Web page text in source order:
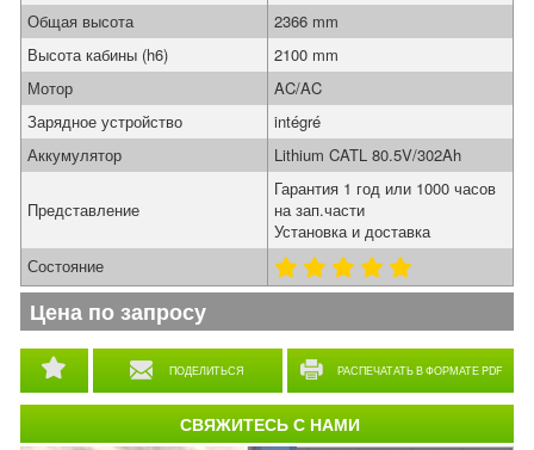
ПОДЕЛИТЬСЯ РАСПЕЧАТАТЬ В ФОРМАТЕ PDF
Общая высота
2366 mm
Высота кабины (h6)
2100 mm
Мотор
AC/AC
Зарядное устройство
intégré
Аккумулятор
Lithium CATL 80.5V/302Ah
Представление
Гарантия 1 год или 1000 часов
на зап.части
Установка и доставка
Состояние
Цена по запросу
СВЯЖИТЕСЬ С НАМИ